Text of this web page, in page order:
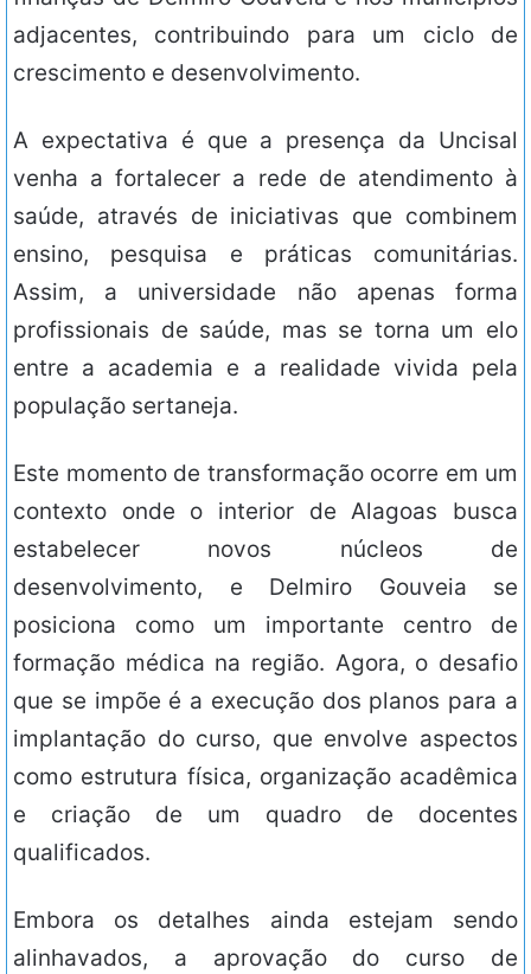
adjacentes, contribuindo para um ciclo de
crescimento e desenvolvimento.
A expectativa é que a presença da Uncisal
venha a fortalecer a rede de atendimento à
saúde, através de iniciativas que combinem
ensino, pesquisa e práticas comunitárias.
Assim, a universidade não apenas forma
profissionais de saúde, mas se torna um elo
entre a academia e a realidade vivida pela
população sertaneja.
Este momento de transformação ocorre em um
contexto onde o interior de Alagoas busca
estabelecer novos núcleos de
desenvolvimento, e Delmiro Gouveia se
posiciona como um importante centro de
formação médica na região. Agora, o desafio
que se impõe é a execução dos planos para a
implantação do curso, que envolve aspectos
como estrutura física, organização acadêmica
e criação de um quadro de docentes
qualificados.
Embora os detalhes ainda estejam sendo
alinhavados, a aprovação do curso de